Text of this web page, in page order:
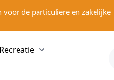
voor de particuliere en zakelijke
category
submenu for Tuin en
Recreatie
Show submenu
in Huis category